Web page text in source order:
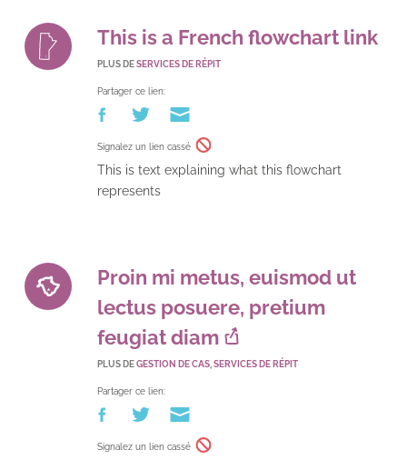
This is a French flowchart link
PLUS DESERVICES DE RÉPIT
Partager ce lien:
Signalez un lien cassé
This is text explaining what this flowchart
represents
Proin mi metus, euismod ut
lectus posuere, pretium
feugiat diam
PLUS DEGESTION DE CAS, SERVICES DE RÉPIT
Partager ce lien:
Signalez un lien cassé